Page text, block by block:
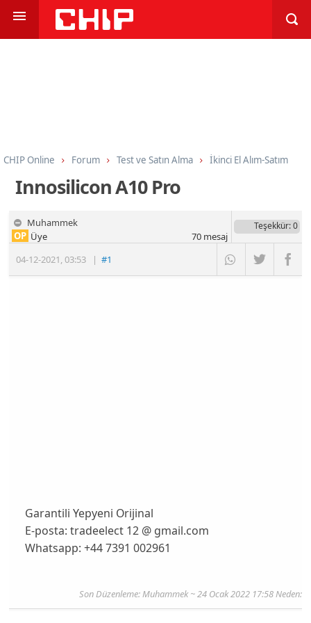
CHIP Online Forum Test ve Satın Alma İkinci El Alım-Satım
Innosilicon A10 Pro
Muhammek
04-12-2021,03:53 |#1
OP Üye
Teşekkür: 0
70mesaj
Garantili Yepyeni Orijinal
E-posta: tradeelect 12 @ gmail.com
Whatsapp: +44 7391 002961
Son Düzenleme:Muhammek~ 24 Ocak 2022 17:58 Neden: